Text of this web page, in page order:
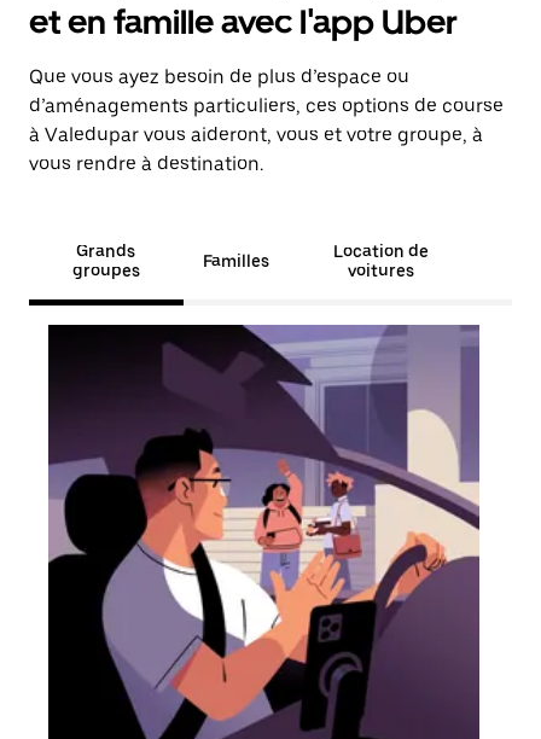
et en famille avec l'app Uber
Que vous ayez besoin de plus d’espace ou
d’aménagements particuliers, ces options de course
à Valedupar vous aideront, vous et votre groupe, à
vous rendre à destination.
Grands
groupes
Familles
Location de
voitures